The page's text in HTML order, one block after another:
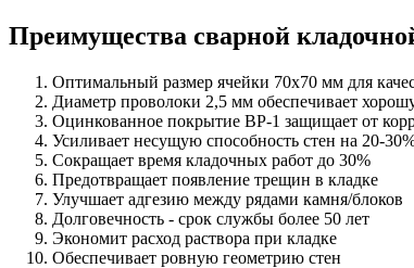
Преимущества сварной
Оптимальный размер ячейки 70х70 мм для
Диаметр проволоки 2,5 мм обеспечивает
Оцинкованное покрытие ВР-1 защищает от
Усиливает несущую способность стен на 20-
Сокращает время кладочных работ до 30%
Предотвращает появление трещин в кладке
Улучшает адгезию между рядами камня/блоков
Долговечность - срок службы более 50 лет
Экономит расход раствора при кладке
Обеспечивает ровную геометрию стен